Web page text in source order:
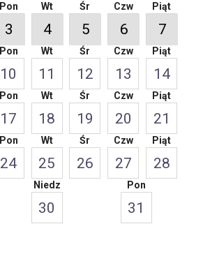
Pon
3
Wt
4
Śr
5
Czw
6
Piąt
7
Pon
10
Wt
11
Śr
12
Czw
13
Piąt
14
Pon
17
Wt
18
Śr
19
Czw
20
Piąt
21
Pon
24
Wt
25
Śr
26
Czw
27
Piąt
28
Niedz
30
Pon
31